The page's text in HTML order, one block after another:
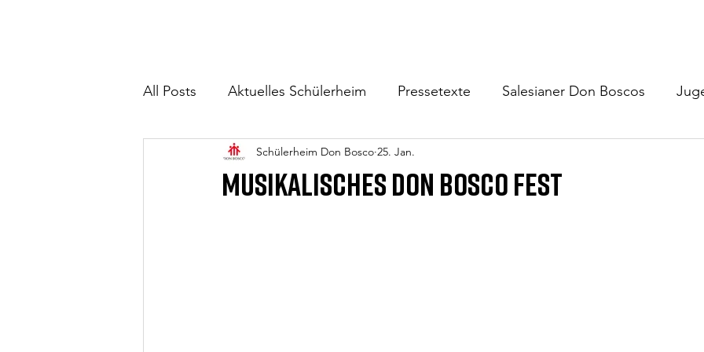
All Posts Aktuelles Schülerheim Pressetexte Salesianer Don Boscos
Musikalisches Don Bosco Fest
Schülerheim Don Bosco 25. Jan.